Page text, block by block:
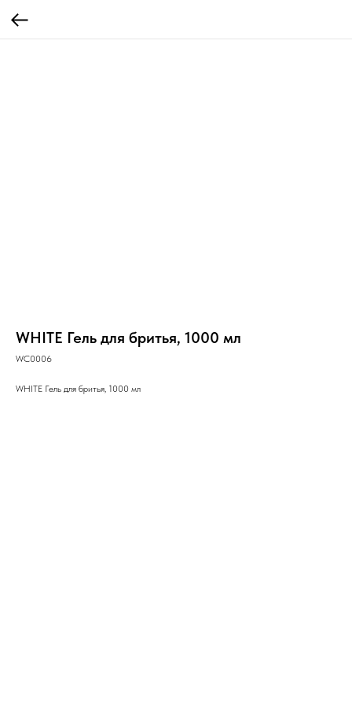
WHITE Гель для бритья, 1000 мл
WC0006
WHITE Гель для бритья, 1000 мл